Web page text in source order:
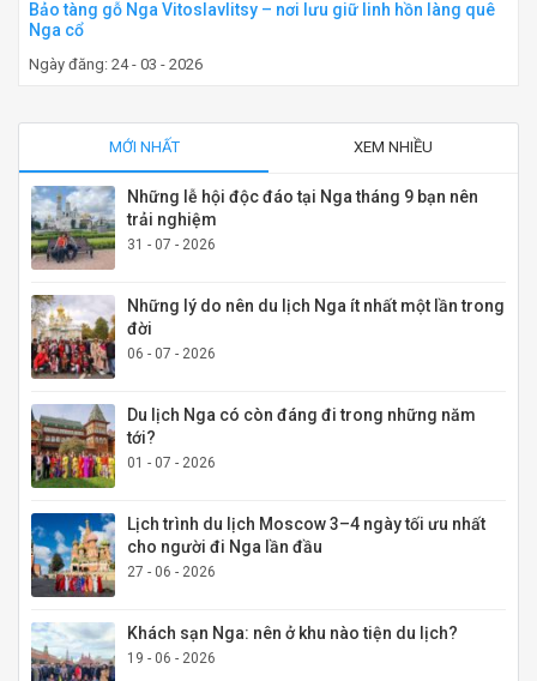
Bảo tàng gỗ Nga Vitoslavlitsy – nơi lưu giữ linh hồn làng quê
Nga cổ
Ngày đăng: 24 - 03 - 2026
MỚI NHẤT XEM NHIỀU
Những lễ hội độc đáo tại Nga tháng 9 bạn nên
trải nghiệm
31 - 07 - 2026
Những lý do nên du lịch Nga ít nhất một lần trong
đời
06 - 07 - 2026
Du lịch Nga có còn đáng đi trong những năm
tới?
01 - 07 - 2026
Lịch trình du lịch Moscow 3–4 ngày tối ưu nhất
cho người đi Nga lần đầu
27 - 06 - 2026
Khách sạn Nga: nên ở khu nào tiện du lịch?
19 - 06 - 2026